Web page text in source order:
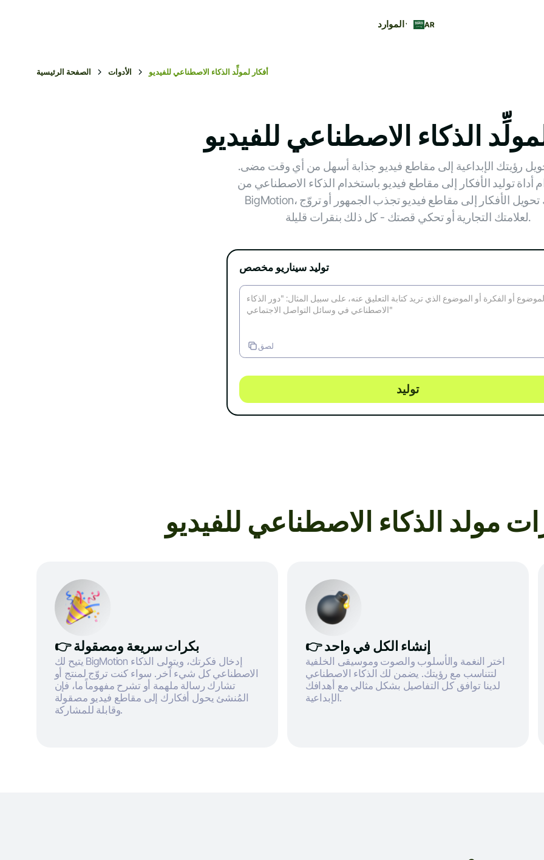
الموارد AR
الصفحة الرئيسية الأدوات أفكار لمولِّد الذكاء الاصطناعي للفيديو
الذكاء الاصطناعي للفيديو
رؤيتك الإبداعية إلى مقاطع فيديو جذابة أسهل من أي وقت مضى.
أداة توليد الأفكار إلى مقاطع فيديو باستخدام الذكاء الاصطناعي من
BigMotion، يمكنك تحويل الأفكار إلى مقاطع فيديو تجذب الجمهور أو تروّج
لعلامتك التجارية أو تحكي قصتك - كل ذلك بنقرات قليلة.
توليد سيناريو مخصص
لصق
توليد
مولد الذكاء الاصطناعي للفيديو
👉 بكرات سريعة ومصقولة
يتيح لك BigMotion إدخال فكرتك، ويتولى الذكاء
الاصطناعي كل شيء آخر. سواء كنت تروّج لمنتج أو
تشارك رسالة ملهمة أو تشرح مفهوماً ما، فإن
المُنشئ يحول أفكارك إلى مقاطع فيديو مصقولة
وقابلة للمشاركة.
👉 إنشاء الكل في واحد
اختر النغمة والأسلوب والصوت وموسيقى الخلفية
لتتناسب مع رؤيتك. يضمن لك الذكاء الاصطناعي
لدينا توافق كل التفاصيل بشكل مثالي مع أهدافك
الإبداعية.